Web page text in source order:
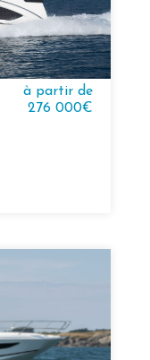
à partir de
276 000€